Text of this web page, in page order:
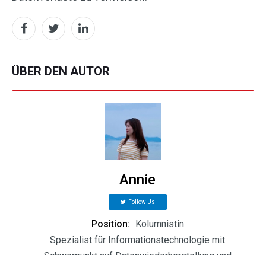
ÜBER DEN AUTOR
Annie
Follow Us
Position:
Kolumnistin
Spezialist für Informationstechnologie mit